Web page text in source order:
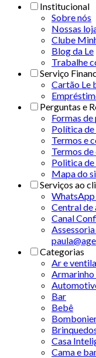
Institucional
Sobre nós
Nossas
Clube
Blog da Le
Trabalhe
Serviço
Cartão Le
Perguntas e
Formas
Política
Termos e
Termos
Politica
Mapa do
Serviços ao
Central
Canal
Categorias
Ar e
Bar
Bebê
Casa
Cama e